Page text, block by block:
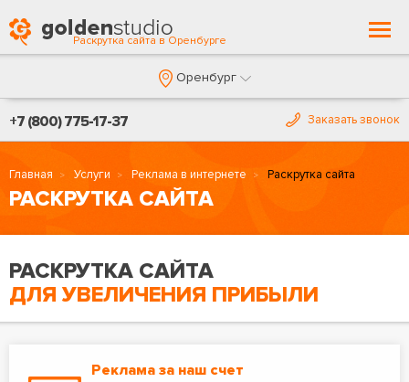
Раскрутка сайта в Оренбурге
Оренбург
+7 (800) 775-17-37 Заказать звонок
Главная Услуги Реклама в интернете Раскрутка сайта
РАСКРУТКА САЙТА
РАСКРУТКА САЙТА
ДЛЯ УВЕЛИЧЕНИЯ ПРИБЫЛИ
Реклама за наш счет